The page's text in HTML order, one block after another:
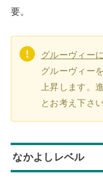
要。
グルーヴィー
グルーヴィー
上昇します。
とお考え下さい
なかよしレベル